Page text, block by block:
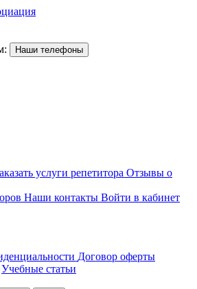
Наши телефоны
услуги репетитора Отзывы о
Наши контакты Войти в кабинет
Договор оферты
Учебные статьи